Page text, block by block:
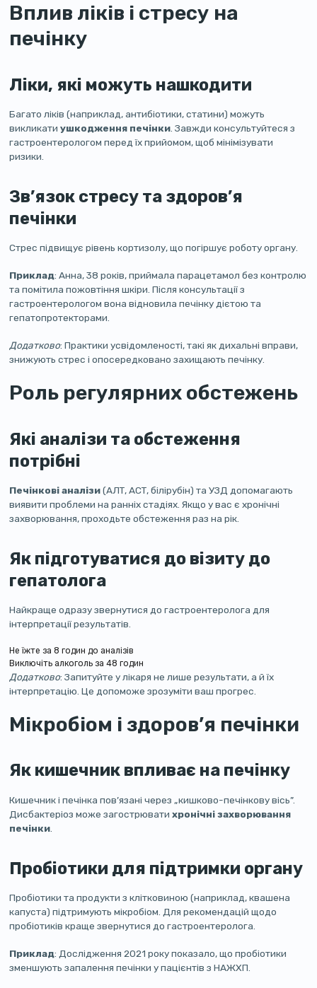
Вплив ліків і стресу на
печінку
Ліки, які можуть нашкодити
Багато ліків (наприклад, антибіотики, статини) можуть
викликатиушкодження печінки . Завжди консультуйтеся з
гастроентерологом перед їх прийомом, щоб мінімізувати
ризики.
Зв’язок стресу та здоров’я
печінки
Стрес підвищує рівень кортизолу, що погіршує роботу органу.
Приклад: Анна, 38 років, приймала парацетамол без контролю
та помітила пожовтіння шкіри. Після консультації з
гастроентерологом вона відновила печінку дієтою та
гепатопротекторами.
Додатково: Практики усвідомленості, такі як дихальні вправи,
знижують стрес і опосередковано захищають печінку.
Роль регулярних обстежень
Які аналізи та обстеження
потрібні
Печінкові аналізи(АЛТ, АСТ, білірубін) та УЗД допомагають
виявити проблеми на ранніх стадіях. Якщо у вас є хронічні
захворювання, проходьте обстеження раз на рік.
Як підготуватися до візиту до
гепатолога
Найкраще одразу звернутися до гастроентеролога для
інтерпретації результатів.
Не їжте за 8 годин до аналізів
Виключіть алкоголь за 48 годин
Додатково: Запитуйте у лікаря не лише результати, а й їх
інтерпретацію. Це допоможе зрозуміти ваш прогрес.
Мікробіом і здоров’я печінки
Як кишечник впливає на печінку
Кишечник і печінка пов’язані через „кишково-печінкову вісь”.
Дисбактеріоз може загострюватихронічні захворювання
печінки
Пробіотики для підтримки органу
Пробіотики та продукти з клітковиною (наприклад, квашена
капуста) підтримують мікробіом. Для рекомендацій щодо
пробіотиків краще звернутися до гастроентеролога.
Приклад: Дослідження 2021 року показало, що пробіотики
зменшують запалення печінки у пацієнтів з НАЖХП.